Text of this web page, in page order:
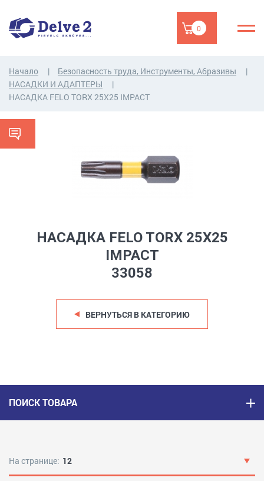
0
Начало
Безопасность труда, Инструменты, Абразивы
НАСАДКИ И АДАПТЕРЫ
НАСАДКA FELO TORX 25X25 IMPACT
НАСАДКA FELO TORX 25X25
IMPACT
33058
ВЕРНУТЬСЯ В КАТЕГОРИЮ
ПОИСК ТОВАРА
На странице: 12